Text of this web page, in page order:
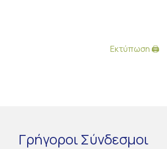
Εκτύπωση 🖨
ΓρήγοροιΣύνδεσμοι